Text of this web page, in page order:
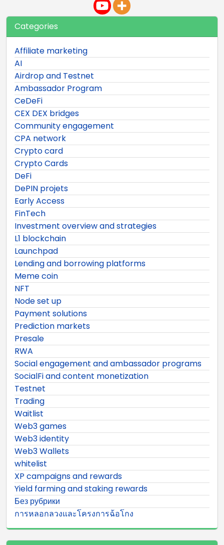
Categories
Affiliate marketing
AI
Airdrop and Testnet
Ambassador Program
CeDeFi
CEX DEX bridges
Community engagement
CPA network
Crypto card
Crypto Cards
DeFi
DePIN projets
Early Access
FinTech
Investment overview and strategies
L1 blockchain
Launchpad
Lending and borrowing platforms
Meme coin
NFT
Node set up
Payment solutions
Prediction markets
Presale
RWA
Social engagement and ambassador programs
SocialFi and content monetization
Testnet
Trading
Waitlist
Web3 games
Web3 identity
Web3 Wallets
whitelist
XP campaigns and rewards
Yield farming and staking rewards
Без рубрики
การหลอกลวงและโครงการฉ้อโกง